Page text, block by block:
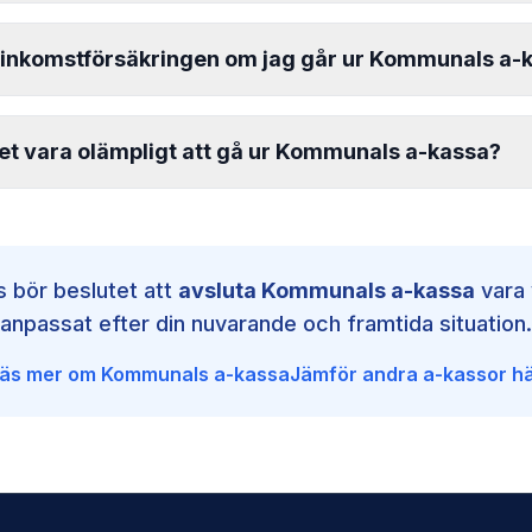
betalas normalt månadsvis och återbetalas
avslutar medlemskapet mitt i en betalningsperiod.
om jag går ur Kommunals a-
inkomstförsäkringar kräver att du är medlem i en a-
a-kassa kan även eventuell inkomstförsäkring
vara olämpligt att gå ur Kommunals a-kassa?
i en osäker arbetssituation
bör beslutet att avsluta Kommunals a-kassa vara
anpassat efter din nuvarande och framtida situation.
mer om Kommunals a-kassaJämför andra a-kassor